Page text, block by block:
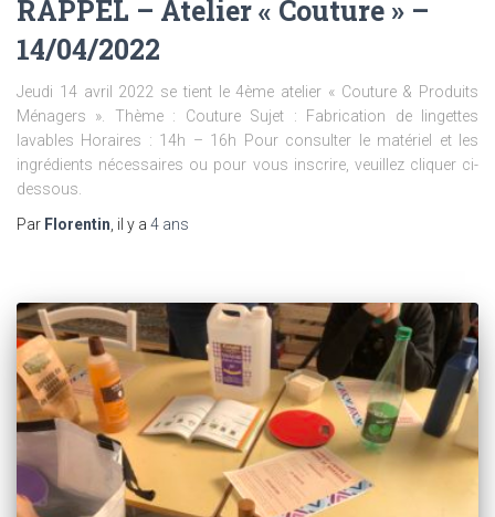
RAPPEL – Atelier « Couture » –
14/04/2022
Jeudi 14 avril 2022 se tient le 4ème atelier « Couture & Produits
Ménagers ». Thème : Couture Sujet : Fabrication de lingettes
lavables Horaires : 14h – 16h Pour consulter le matériel et les
ingrédients nécessaires ou pour vous inscrire, veuillez cliquer ci-
dessous.
Par Florentin , il y a 4 ans